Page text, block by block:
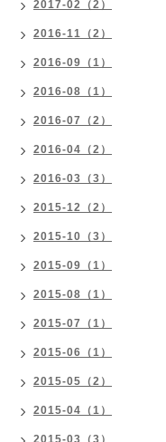
2017-02（2）
2016-11（2）
2016-09（1）
2016-08（1）
2016-07（2）
2016-04（2）
2016-03（3）
2015-12（2）
2015-10（3）
2015-09（1）
2015-08（1）
2015-07（1）
2015-06（1）
2015-05（2）
2015-04（1）
2015-03（3）